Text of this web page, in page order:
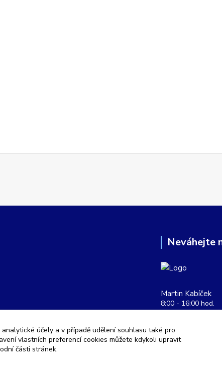
Neváhejte
Martin Kabíček
8:00 - 16:00 hod.
účely a v případě udělení souhlasu také pro
vlastních preferencí cookies můžete kdykoli upravit
části stránek.